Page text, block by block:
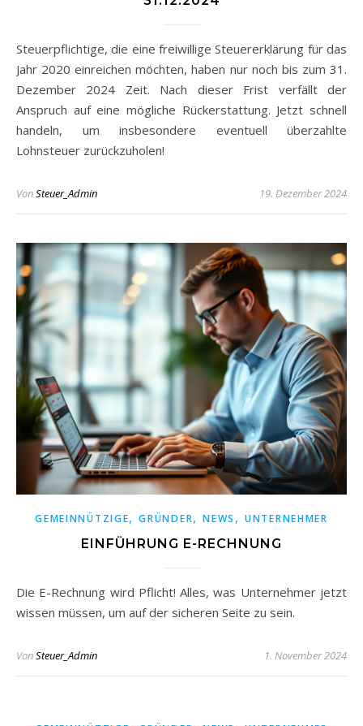
Steuerpflichtige, die eine freiwillige Steuererklärung für das
Jahr 2020 einreichen möchten, haben nur noch bis zum 31.
Dezember 2024 Zeit. Nach dieser Frist verfällt der
Anspruch auf eine mögliche Rückerstattung. Jetzt schnell
handeln, um insbesondere eventuell überzahlte
Lohnsteuer zurückzuholen!
VonSteuer_Admin 19. Dezember 2024
GEMEINNÜTZIGE,GRÜNDER,NEWS ,UNTERNEHMER
EINFÜHRUNG E-RECHNUNG
Die E-Rechnung wird Pflicht! Alles, was Unternehmer jetzt
wissen müssen, um auf der sicheren Seite zu sein.
VonSteuer_Admin 1. November 2024